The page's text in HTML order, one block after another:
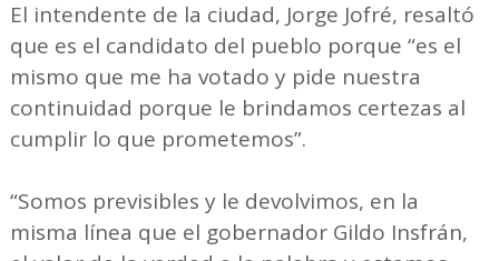
El intendente de la ciudad, Jorge Jofré, resaltó
que es el candidato del pueblo porque “es el
mismo que me ha votado y pide nuestra
continuidad porque le brindamos certezas al
cumplir lo que prometemos”.
“Somos previsibles y le devolvimos, en la
misma línea que el gobernador Gildo Insfrán,